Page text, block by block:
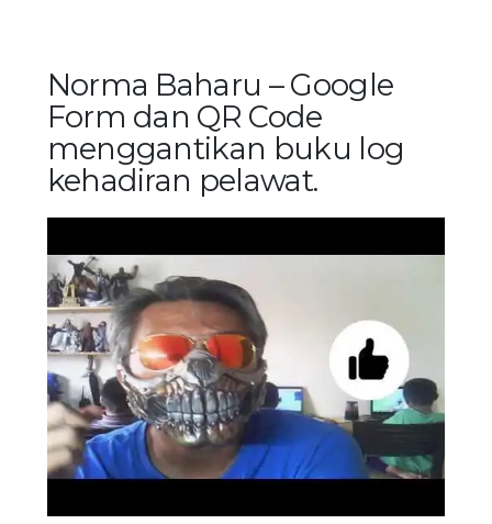
Norma Baharu – Google
Form dan QR Code
menggantikan buku log
kehadiran pelawat.